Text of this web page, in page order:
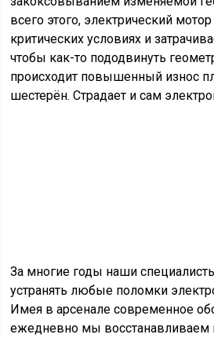
всего этого, электрический
критических условиях и
чтобы как-то пододвинуть
происходит повышенный износ
шестерён. Страдает и сам
За многие годы наши
устранять любые поломки
Имея в арсенале современное
ежедневно мы восстанавливаем